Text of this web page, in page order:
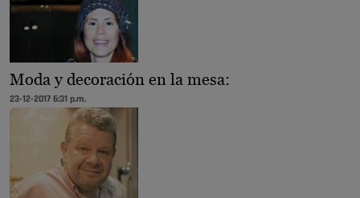
Moda y decoración en la mesa:
23-12-2017 6:31 p.m.